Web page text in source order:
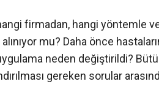
firmadan, hangi yöntemle
mu? Daha önce
neden değiştirildi?
gereken sorular